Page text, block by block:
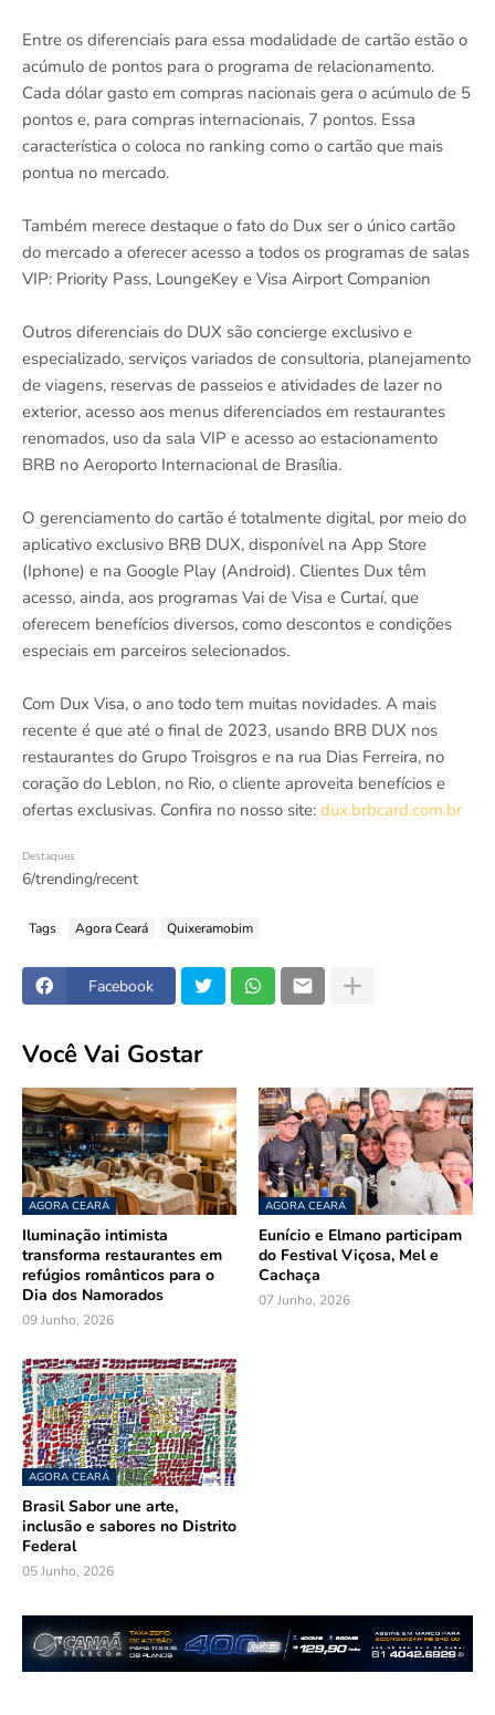
Entre os diferenciais para essa modalidade de cartão estão o
acúmulo de pontos para o programa de relacionamento.
Cada dólar gasto em compras nacionais gera o acúmulo de 5
pontos e, para compras internacionais, 7 pontos. Essa
característica o coloca no ranking como o cartão que mais
pontua no mercado.
Também merece destaque o fato do Dux ser o único cartão
do mercado a oferecer acesso a todos os programas de salas
VIP: Priority Pass, LoungeKey e Visa Airport Companion
Outros diferenciais do DUX são concierge exclusivo e
especializado, serviços variados de consultoria, planejamento
de viagens, reservas de passeios e atividades de lazer no
exterior, acesso aos menus diferenciados em restaurantes
renomados, uso da sala VIP e acesso ao estacionamento
BRB no Aeroporto Internacional de Brasília.
O gerenciamento do cartão é totalmente digital, por meio do
aplicativo exclusivo BRB DUX, disponível na App Store
(Iphone) e na Google Play (Android). Clientes Dux têm
acesso, ainda, aos programas Vai de Visa e Curtaí, que
oferecem benefícios diversos, como descontos e condições
especiais em parceiros selecionados.
Com Dux Visa, o ano todo tem muitas novidades. A mais
recente é que até o final de 2023, usando BRB DUX nos
restaurantes do Grupo Troisgros e na rua Dias Ferreira, no
coração do Leblon, no Rio, o cliente aproveita benefícios e
ofertas exclusivas. Confira no nosso site: dux.brbcard.com.br
Destaques
6/trending/recent
Tags Agora Ceará Quixeramobim
Facebook
Você Vai Gostar
AGORA CEARÁ
Iluminação intimista
transforma restaurantes em
refúgios românticos para o
Dia dos Namorados
09 Junho, 2026
AGORA CEARÁ
Eunício e Elmano participam
do Festival Viçosa, Mel e
Cachaça
07 Junho, 2026
AGORA CEARÁ
Brasil Sabor une arte,
inclusão e sabores no Distrito
Federal
05 Junho, 2026